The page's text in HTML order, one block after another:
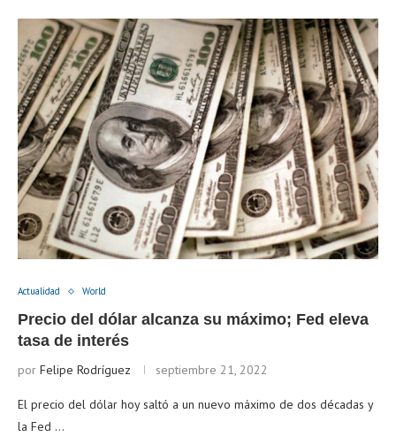
Actualidad World
Precio del dólar alcanza su máximo; Fed eleva
tasa de interés
por Felipe Rodríguez septiembre 21, 2022
El precio del dólar hoy saltó a un nuevo máximo de dos décadas y
la Fed …